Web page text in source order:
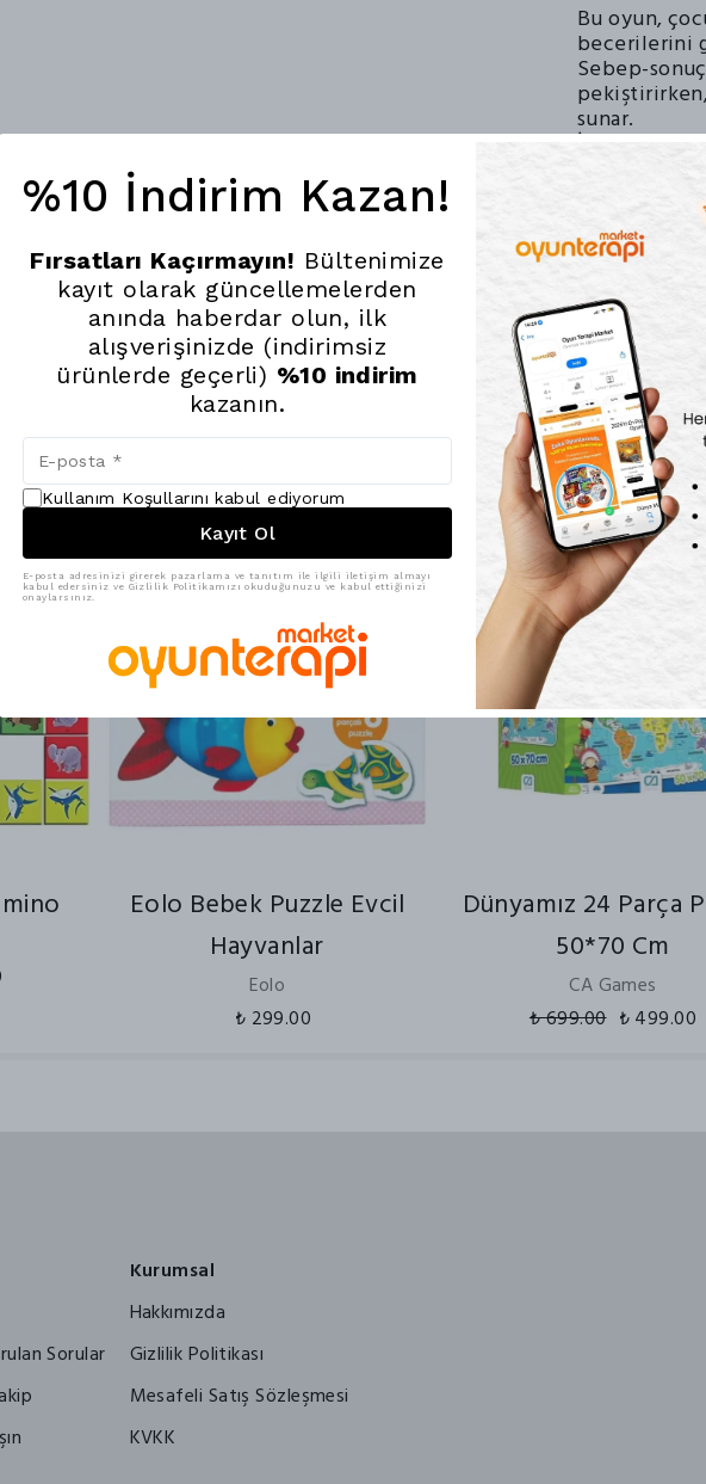
Bu oyun,
becerilerini
Sebep-
sunar.
İnteraktif
halinde
Edukido
Eğitici
şekilde
becerilerini
Bu
seçenek
İndirim
Eolo Bebek Puzzle Evcil
Hayvanlar
Eolo
₺ 299.00
Dünyamız 24 Parça
50*70 Cm
CA Games
₺ 699.00 ₺ 499.00
Sorular
Kurumsal
Hakkımızda
Gizlilik Politikası
Mesafeli Satış Sözleşmesi
KVKK
%10 İndirim Kazan!
Fırsatları Kaçırmayın! Bültenimize
kayıt olarak güncellemelerden
anında haberdar olun, ilk
alışverişinizde (indirimsiz
ürünlerde geçerli) %10 indirim
kazanın.
Kullanım Koşullarını kabul ediyorum
Kayıt Ol
E-posta adresinizi girerek pazarlama ve tanıtım ile ilgili iletişim almayı
kabul edersiniz ve Gizlilik Politikamızı okuduğunuzu ve kabul ettiğinizi
onaylarsınız.